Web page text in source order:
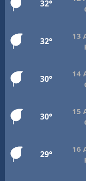
32°
32°
13
30°
14
30°
15
29°
16